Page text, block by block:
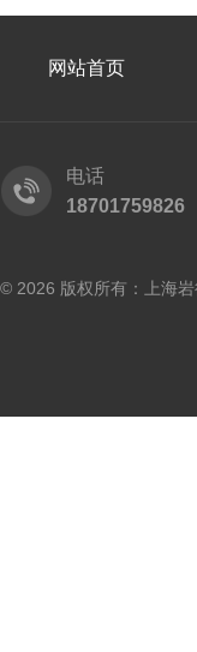
网站首页
电话
18701759826
© 2026 版权所有：上海